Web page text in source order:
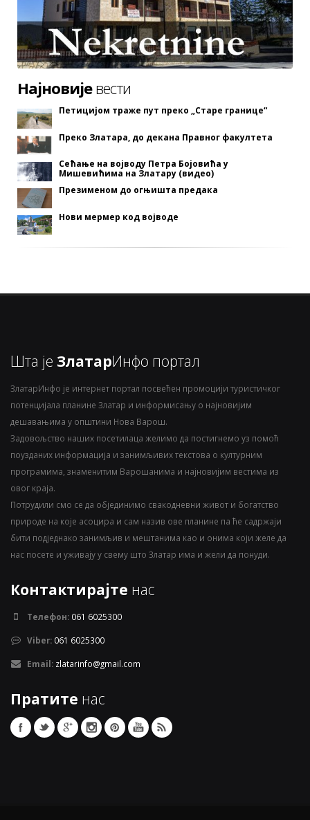
Најновијевести
Петицијом траже пут преко „Старе границе“
Преко Златара, до декана Правног факултета
Сећање на војводу Петра Бојовића у
Мишевићима на Златару (видео)
Презименом до огњишта предака
Нови мермер код војводе
Шта је ЗлатарИнфо портал
ЗлатарИнфо је интернет портал посвећен промоцији туристичког
потенцијала планине Златар и информисању о најновијим
дешавањима у општини Нова Варош.
Задовољство наших посетилаца желимо да постигнемо уз помоћ
поузданих информација и занимљивих текстова о културним
програмима, знаменитим Варошанима и најновијим вестима из
овог краја.
Потрудили смо се да објединимо свакодневни живот и богатство
природе на које асоцира и сам назив ове планине па ће садржаји
бити подједнако занимљив и мештанима као и онима који желе да
нас посете и уживају у свему што Златар има и жели да понуди.
Контактирајте нас
Телефон: 061 6025300
Viber: 061 6025300
Email: zlatarinfo@gmail.com
Пратите нас